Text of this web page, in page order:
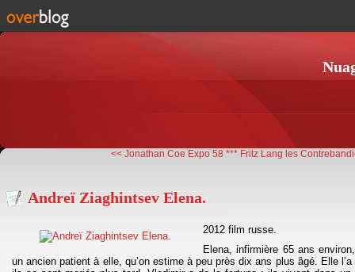
<< Jonathan Coe Expo 58 *** Fritz Lang les
Andreï Ziaghintsev Elena.
2012 film russe.
Elena, infirmière 65 ans
un ancien patient à elle, qu’on estime à peu près dix ans plus âgé. Elle